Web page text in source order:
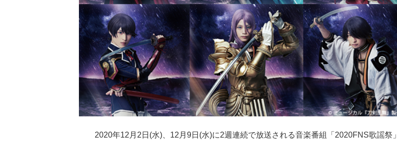
2020年12月2日(水)、12月9日(水)に2週連続で放送される音楽番組「2020FNS歌謡祭」